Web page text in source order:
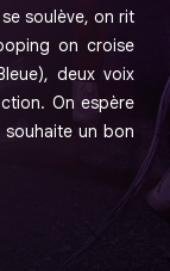
soulève, on rit
on croise
deux voix
On espère
un bon